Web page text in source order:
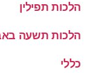
הלכות תפילין
הלכות תשעה
כללי